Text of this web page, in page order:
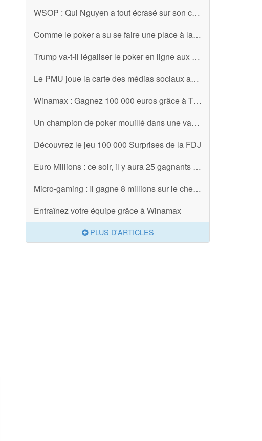
WSOP : Qui Nguyen a tout écrasé sur son chemin
Comme le poker a su se faire une place à la télévision
Trump va-t-il légaliser le poker en ligne aux États-Unis?
Le PMU joue la carte des médias sociaux avec WeChat
Winamax : Gagnez 100 000 euros grâce à The Race
Un champion de poker mouillé dans une vaste escroquerie
Découvrez le jeu 100 000 Surprises de la FDJ
Euro Millions : ce soir, il y aura 25 gagnants « My Million »
Micro-gaming : Il gagne 8 millions sur le chemin du boulot
Entraînez votre équipe grâce à Winamax
PLUS D'ARTICLES